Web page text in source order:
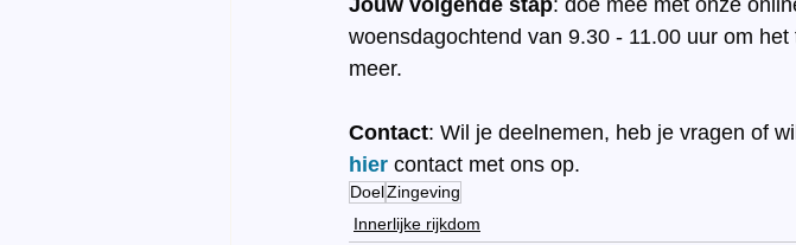
Jouw volgende stap: doe mee met onze
woensdagochtend van 9.30 - 11.00 uur om
meer.
Contact: Wil je deelnemen, heb je vragen of
hier contact met ons op.
DoelZingeving
Innerlijke rijkdom